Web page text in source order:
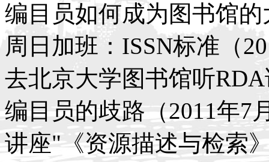
编目员如何成为图书馆
周日加班：ISSN标准（
去北京大学图书馆听
编目员的歧路（2011年7
讲座"《资源描述与检索